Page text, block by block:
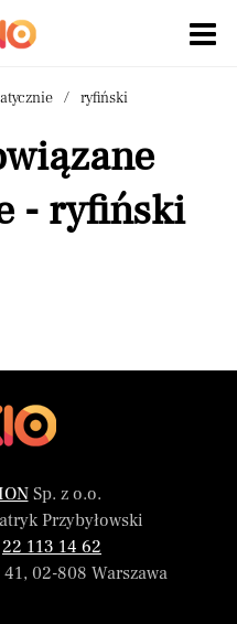
ryfiński
- ryfiński
Sp. z o.o.
Przybyłowski
22 113 14 62
02-808 Warszawa